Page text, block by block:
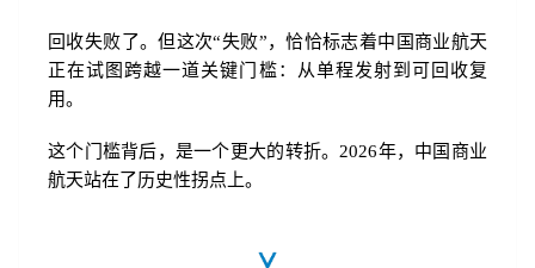
回收失败了。但这次“失败”，恰恰标志着中国商业航天
正在试图跨越一道关键门槛：从单程发射到可回收复
用。
这个门槛背后，是一个更大的转折。2026年，中国商业
航天站在了历史性拐点上。